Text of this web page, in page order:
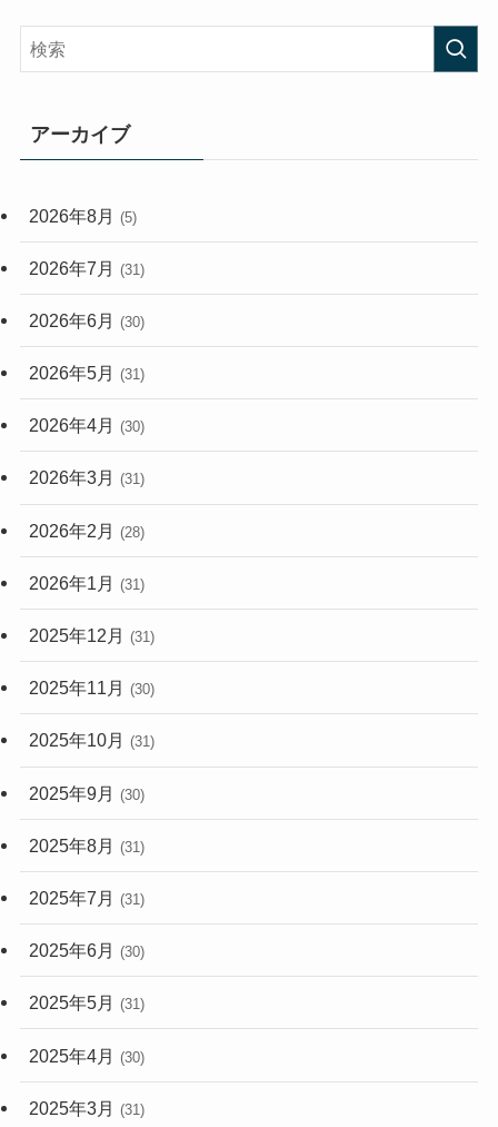
(33)
(248)
アーカイブ
2026年8月 (5)
2026年7月 (31)
2026年6月 (30)
2026年5月 (31)
2026年4月 (30)
2026年3月 (31)
2026年2月 (28)
2026年1月 (31)
2025年12月 (31)
2025年11月 (30)
2025年10月 (31)
2025年9月 (30)
2025年8月 (31)
2025年7月 (31)
2025年6月 (30)
2025年5月 (31)
2025年4月 (30)
2025年3月 (31)